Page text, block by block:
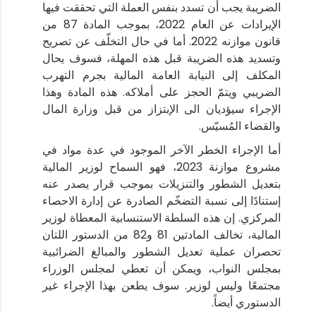
الضريبة يجب أن تسدد بنفس العملة التي تحققت فيها
الإيرادات عن العام 2022، بموجب المادة 87 من
قانون موازنه 2022. أما في حال التخلّف عن تصريح
وتسديد هذه الضريبة قبل هذه المهلة، فسوف يحال
المكلف إلى النيابة العامة المالية بجرم التهرب
الضريبي ويتمّ الحجز على أملاكه. هذه المادة وهذا
الإجراء سيؤديان الى الإبتزاز من قبل وزارة المال
والقضاء المُسيّس.
أما الإجراء الخطر الآخر الموجود في عدة مواد في
مشروع موازنة 2023، فهو السماح لوزير المالية
بتعديل الشطور والتنزيلات بموجب قرار يصدر عنه
إستنادًا إلى نسبة التضخّم الصادرة عن إدارة الاحصاء
المركزي. إن هذه السلطة الاستنسابية المعطاة لوزير
المالية، تخالف المادتين 81 و82 من الدستور اللتان
تحصران عملية تعديل الشطور والمبالغ الضرائبية
بمجلس النواب، ويمكن أن تعطي لمجلس الوزراء
مجتمعًا وليس لوزير. سوف يطعن بهذا الإجراء غير
الدستوري أيضاً.